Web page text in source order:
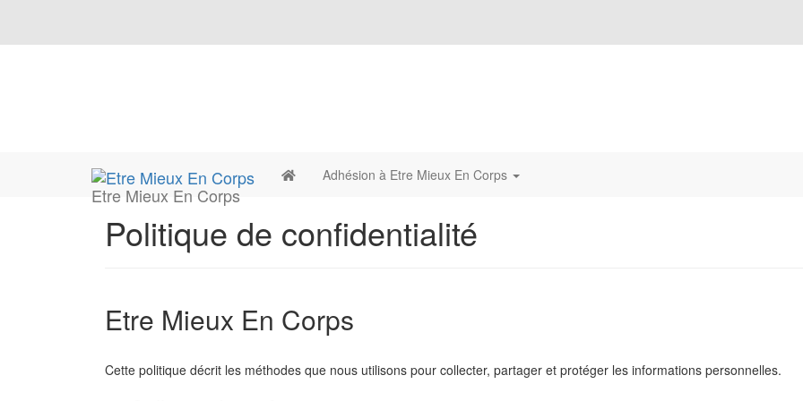
Etre Mieux En Corps
Adhésion à Etre Mieux En Corps
Politique de confidentialité
Etre Mieux En Corps
Cette politique décrit les méthodes que nous utilisons pour collecter, partager et protéger les informations personnelles.